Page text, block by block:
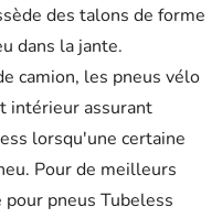
des talons de forme
dans la jante.
camion, les pneus vélo
intérieur assurant
lorsqu'une certaine
Pour de meilleurs
pneus Tubeless